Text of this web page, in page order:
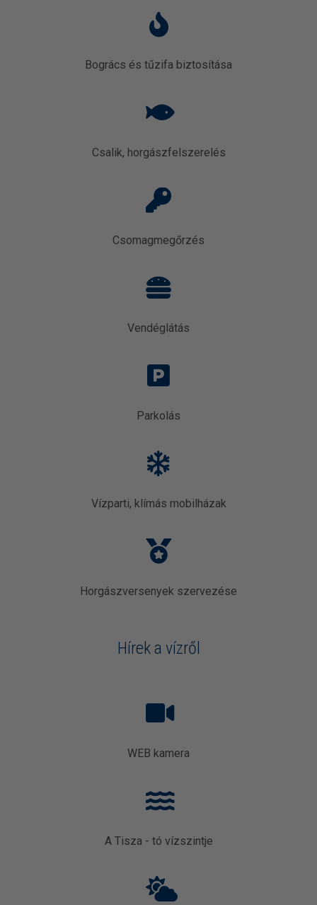
Bogrács és tűzifa biztosítása
Csalik, horgászfelszerelés
Csomagmegőrzés
Vendéglátás
Parkolás
Vízparti, klímás mobilházak
Horgászversenyek szervezése
Hírek a vízről
WEB kamera
A Tisza - tó vízszintje